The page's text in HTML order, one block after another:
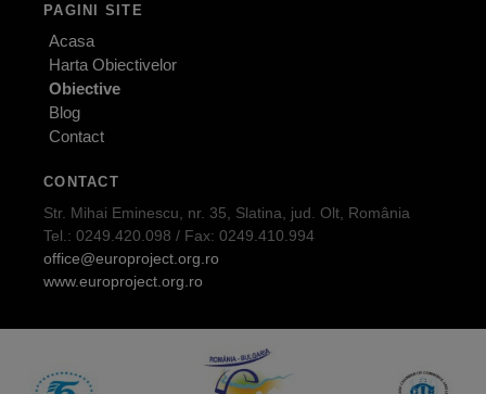
PAGINI SITE
Acasa
Harta Obiectivelor
Obiective
Blog
Contact
CONTACT
Str. Mihai Eminescu, nr. 35, Slatina, jud. Olt, România
Tel.: 0249.420.098 / Fax: 0249.410.994
office@europroject.org.ro
www.europroject.org.ro